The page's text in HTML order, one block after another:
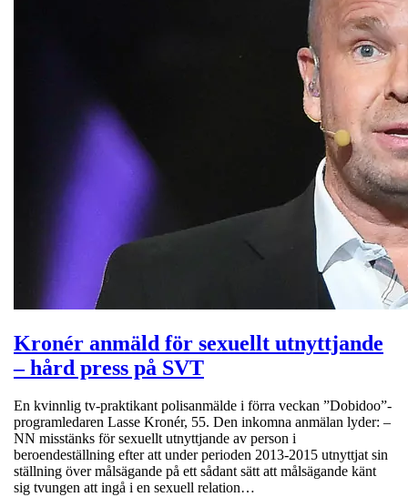
Kronér anmäld för sexuellt utnyttjande
– hård press på SVT
En kvinnlig tv-praktikant polisanmälde i förra veckan ”Dobidoo”-
programledaren Lasse Kronér, 55. Den inkomna anmälan lyder: –
NN misstänks för sexuellt utnyttjande av person i
beroendeställning efter att under perioden 2013-2015 utnyttjat sin
ställning över målsägande på ett sådant sätt att målsägande känt
sig tvungen att ingå i en sexuell relation…